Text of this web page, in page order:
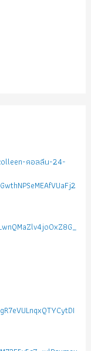
คอลลีน-24-